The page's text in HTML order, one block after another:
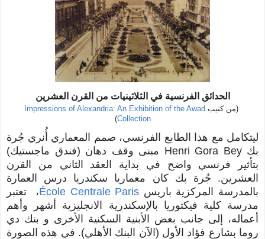
الحدائق الفرنسية في الثلاثينيات من القرن العشرين
(من كتيب Impressions of Alexandria: An Exhibition of the Awad
Collection
)
ليتكامل مع هذا الطابع الفرنسي، صمم المعماري أُنري جُرة
بك Henri Gora Bey مبنى وقف دهان (فندق ماجستيك)
بتأثير فرنسي واضح في بداية العقد الثاني من القرن
العشرين. جُرة بك كان معماريا سكندريا درس العمارة
بالمدرسة المركزية باريس École Centrale Paris، تعتبر
مدرسة كلية فيكتوريا بالإسكندرية الانجليزية أشهر وأهم
أعماله، إلى جانب بعض الأبنية السكنية الأخرى و بنك دي
روما بشارع فؤاد الأول (الآن البنك الأهلي). في هذه الصورة